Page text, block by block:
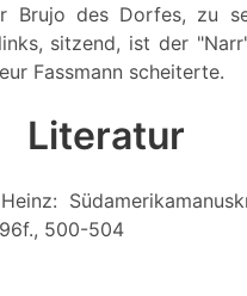
Brujo des Dorfes, zu
sitzend, ist der
Fassmann scheiterte.
Literatur
500-504